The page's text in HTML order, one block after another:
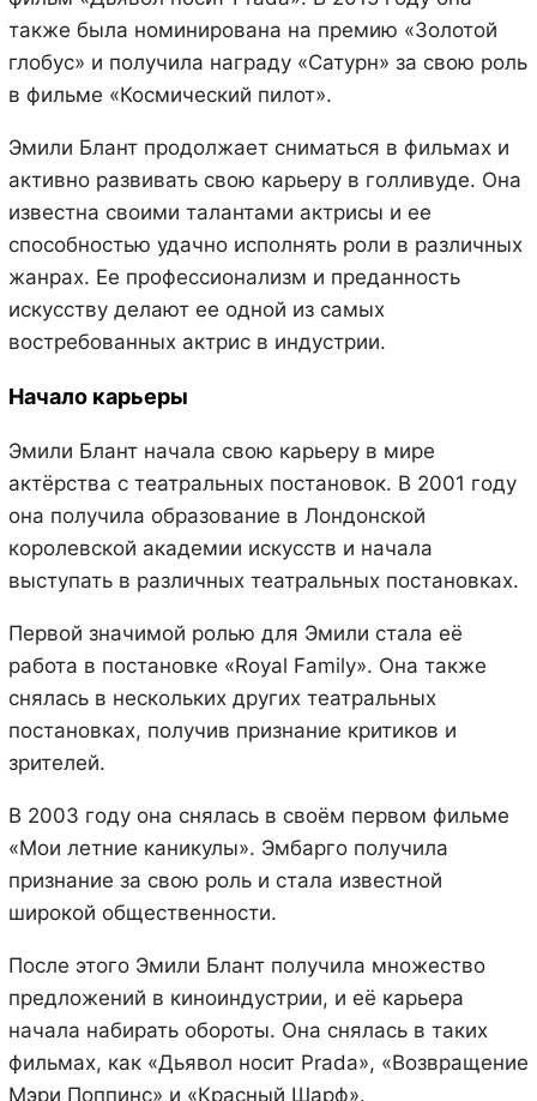
также была номинирована на премию «Золотой
глобус» и получила награду «Сатурн» за свою роль
в фильме «Космический пилот».
Эмили Блант продолжает сниматься в фильмах и
активно развивать свою карьеру в голливуде. Она
известна своими талантами актрисы и ее
способностью удачно исполнять роли в различных
жанрах. Ее профессионализм и преданность
искусству делают ее одной из самых
востребованных актрис в индустрии.
Начало карьеры
Эмили Блант начала свою карьеру в мире
актёрства с театральных постановок. В 2001 году
она получила образование в Лондонской
королевской академии искусств и начала
выступать в различных театральных постановках.
Первой значимой ролью для Эмили стала её
работа в постановке «Royal Family». Она также
снялась в нескольких других театральных
постановках, получив признание критиков и
зрителей.
В 2003 году она снялась в своём первом фильме
«Мои летние каникулы». Эмбарго получила
признание за свою роль и стала известной
широкой общественности.
После этого Эмили Блант получила множество
предложений в киноиндустрии, и её карьера
начала набирать обороты. Она снялась в таких
фильмах, как «Дьявол носит Prada», «Возвращение
Мэри Поппинс» и «Красный Шарф».